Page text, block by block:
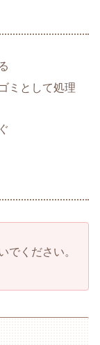
ミとして処理
でください。